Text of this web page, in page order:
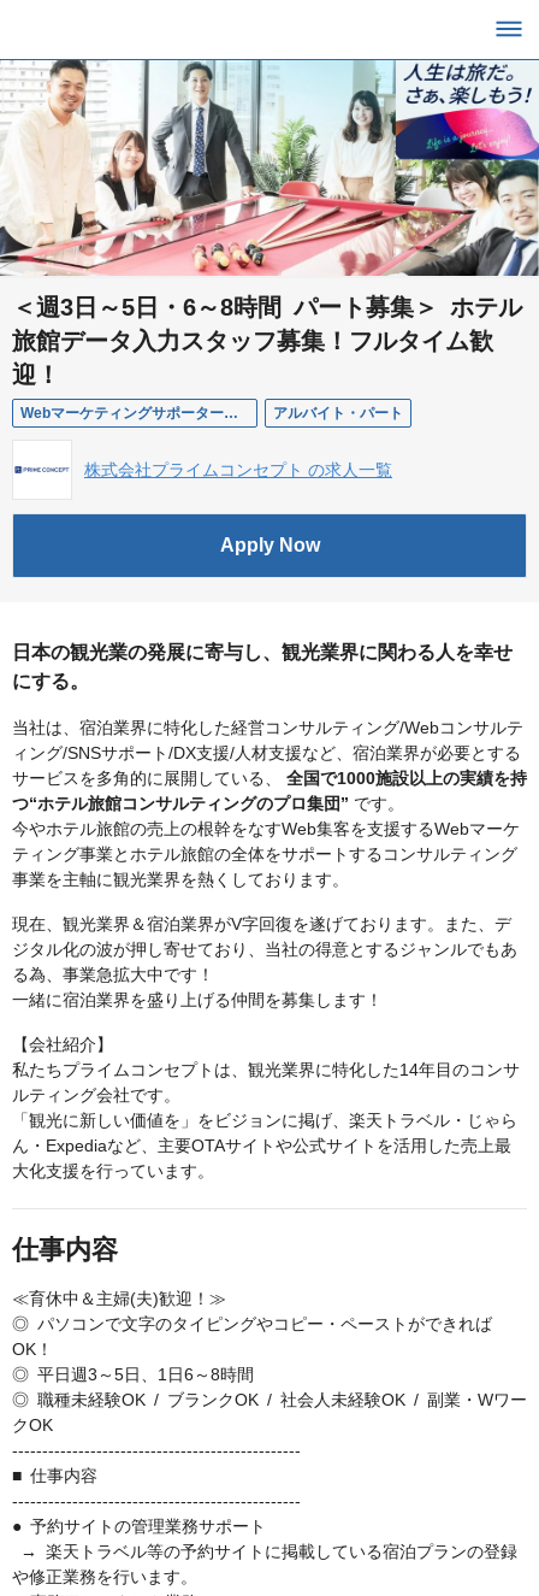
＜週3日～5日・6～8時間 パート募集＞ ホテル
旅館データ入力スタッフ募集！フルタイム歓
迎！
Webマーケティングサポーター（パート）札幌市 アルバイト・パート
株式会社プライムコンセプト の求人一覧
Apply Now
日本の観光業の発展に寄与し、観光業界に関わる人を幸せ
にする。
当社は、宿泊業界に特化した経営コンサルティング/Webコンサルテ
ィング/SNSサポート/DX支援/人材支援など、宿泊業界が必要とする
サービスを多角的に展開している、 全国で1000施設以上の実績を持
つ“ホテル旅館コンサルティングのプロ集団” です。
今やホテル旅館の売上の根幹をなすWeb集客を支援するWebマーケ
ティング事業とホテル旅館の全体をサポートするコンサルティング
事業を主軸に観光業界を熱くしております。
現在、観光業界＆宿泊業界がV字回復を遂げております。また、デ
ジタル化の波が押し寄せており、当社の得意とするジャンルでもあ
る為、事業急拡大中です！
一緒に宿泊業界を盛り上げる仲間を募集します！
【会社紹介】
私たちプライムコンセプトは、観光業界に特化した14年目のコンサ
ルティング会社です。
「観光に新しい価値を」をビジョンに掲げ、楽天トラベル・じゃら
ん・Expediaなど、主要OTAサイトや公式サイトを活用した売上最
大化支援を行っています。
仕事内容
≪育休中＆主婦(夫)歓迎！≫
◎ パソコンで文字のタイピングやコピー・ペーストができれば
OK！
◎ 平日週3～5日、1日6～8時間
◎ 職種未経験OK / ブランクOK / 社会人未経験OK / 副業・Wワー
クOK
------------------------------------------------
■ 仕事内容
------------------------------------------------
● 予約サイトの管理業務サポート
→ 楽天トラベル等の予約サイトに掲載している宿泊プランの登録
や修正業務を行います。